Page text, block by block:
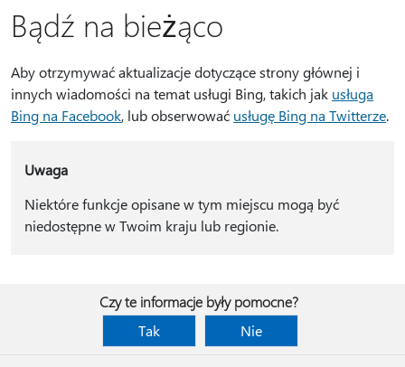
Bądź na bieżąco
Aby otrzymywać aktualizacje dotyczące strony głównej i
innych wiadomości na temat usługi Bing, takich jak usługa
Bing na Facebook, lub obserwować usługę Bing na Twitterze.
Uwaga
Niektóre funkcje opisane w tym miejscu mogą być
niedostępne w Twoim kraju lub regionie.
Czy te informacje były pomocne?
Tak
Nie